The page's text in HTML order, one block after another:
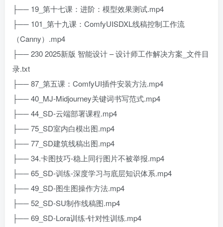
├── 19_第十七课：进阶：模型效果测试.mp4
├── 101_第十九课：ComfyUISDXL线稿控制工作流
（Canny）.mp4
├── 230 2025新版 智能设计 – 设计师工作解决方案_文件目
录.txt
├── 87_第五课：ComfyUI插件安装方法.mp4
├── 40_MJ-Midjourney关键词书写范式.mp4
├── 44_SD-云端部署课程.mp4
├── 75_SD室内白模出图.mp4
├── 77_SD建筑线稿出图.mp4
├── 34.卡图技巧-稳上同行图片不被举报.mp4
├── 65_SD-训练-深度学习与底层知识体系.mp4
├── 49_SD-图生图操作方法.mp4
├── 52_SD-SU制作线稿图.mp4
├── 69_SD-Lora训练-针对性训练.mp4